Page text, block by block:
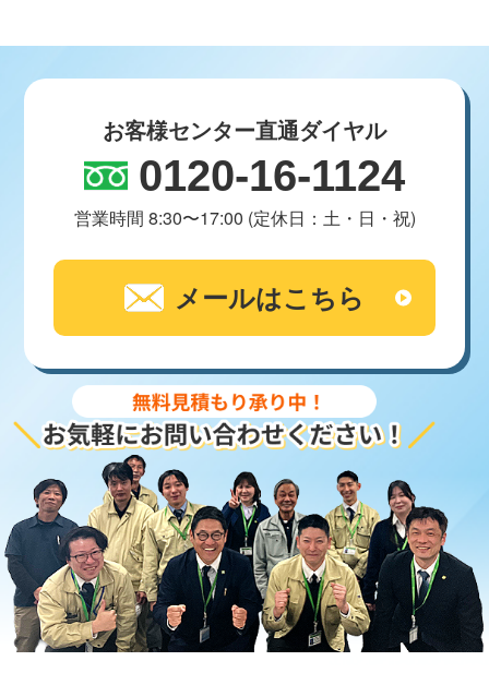
お客様センター直通ダイヤル
0120-16-1124
営業時間 8:30〜17:00 (定休日：土・日・祝)
メールはこちら